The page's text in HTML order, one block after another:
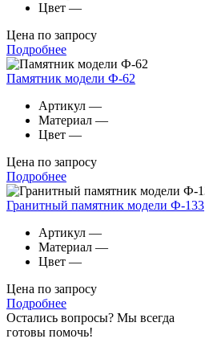
Цвет —
Цена по запросу
Подробнее
Памятник модели Ф-62
Артикул —
Материал —
Цвет —
Цена по запросу
Подробнее
Гранитный памятник модели Ф-133
Артикул —
Материал —
Цвет —
Цена по запросу
Подробнее
Остались вопросы? Мы всегда
готовы помочь!